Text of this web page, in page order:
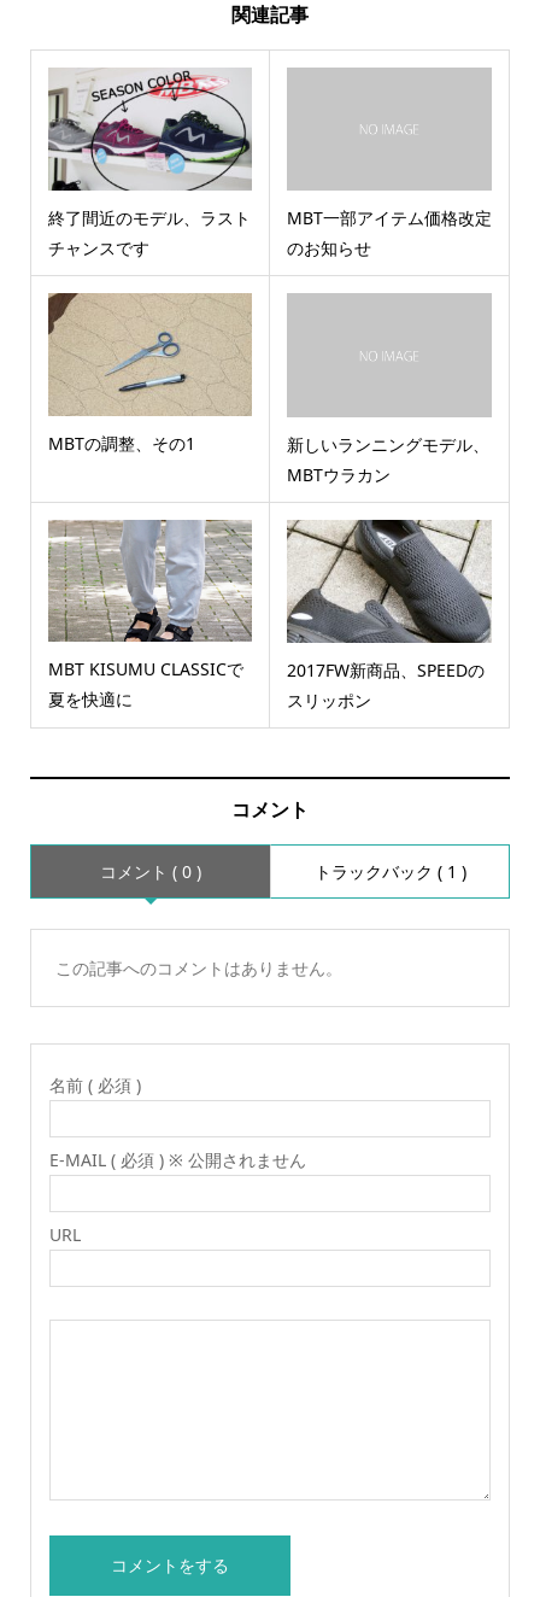
関連記事
終了間近のモデル、ラスト
チャンスです
MBT一部アイテム価格改定
のお知らせ
MBTの調整、その1
新しいランニングモデル、
MBTウラカン
MBT KISUMU CLASSICで
夏を快適に
2017FW新商品、SPEEDの
スリッポン
コメント
コメント ( 0 ) トラックバック ( 1 )
この記事へのコメントはありません。
名前 ( 必須 )
E-MAIL ( 必須 ) ※ 公開されません
URL